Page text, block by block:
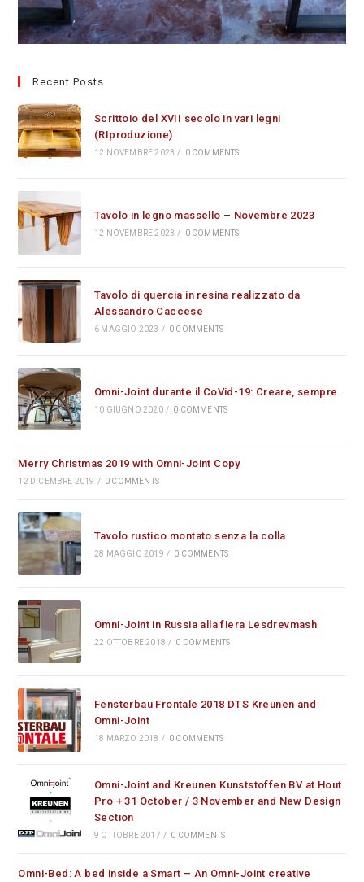
Recent Posts
Scrittoio del XVII secolo in vari legni
(RIproduzione)
12 NOVEMBRE 2023 / 0 COMMENTS
Tavolo in legno massello – Novembre 2023
12 NOVEMBRE 2023 / 0 COMMENTS
Tavolo di quercia in resina realizzato da
Alessandro Caccese
6 MAGGIO 2023 / 0 COMMENTS
Omni-Joint durante il CoVid-19: Creare, sempre.
10 GIUGNO 2020 / 0 COMMENTS
Merry Christmas 2019 with Omni-Joint Copy
12 DICEMBRE 2019 / 0 COMMENTS
Tavolo rustico montato senza la colla
28 MAGGIO 2019 / 0 COMMENTS
Omni-Joint in Russia alla fiera Lesdrevmash
22 OTTOBRE 2018 / 0 COMMENTS
Fensterbau Frontale 2018 DTS Kreunen and
Omni-Joint
18 MARZO 2018 / 0 COMMENTS
Omni-Joint and Kreunen Kunststoffen BV at Hout
Pro + 31 October / 3 November and New Design
Section
9 OTTOBRE 2017 / 0 COMMENTS
Omni-Bed: A bed inside a Smart – An Omni-Joint creative